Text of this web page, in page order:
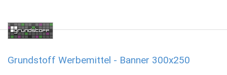
Grundstoff Werbemittel - Banner 300x250